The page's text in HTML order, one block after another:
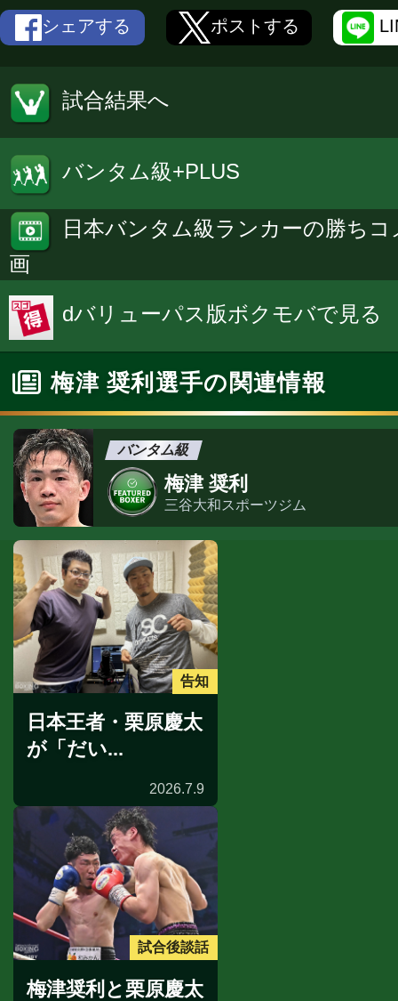
シェアする ポストする
試合結果へ
バンタム級+PLUS
日本バンタム級ランカーの勝ちコ
画
dバリューパス版ボクモバで見る
梅津 奨利選手の関連情報
バンタム級
梅津 奨利
三谷大和スポーツジム
告知
日本王者・栗原慶太
が「だい...
2026.7.9
試合後談話
梅津奨利と栗原慶太